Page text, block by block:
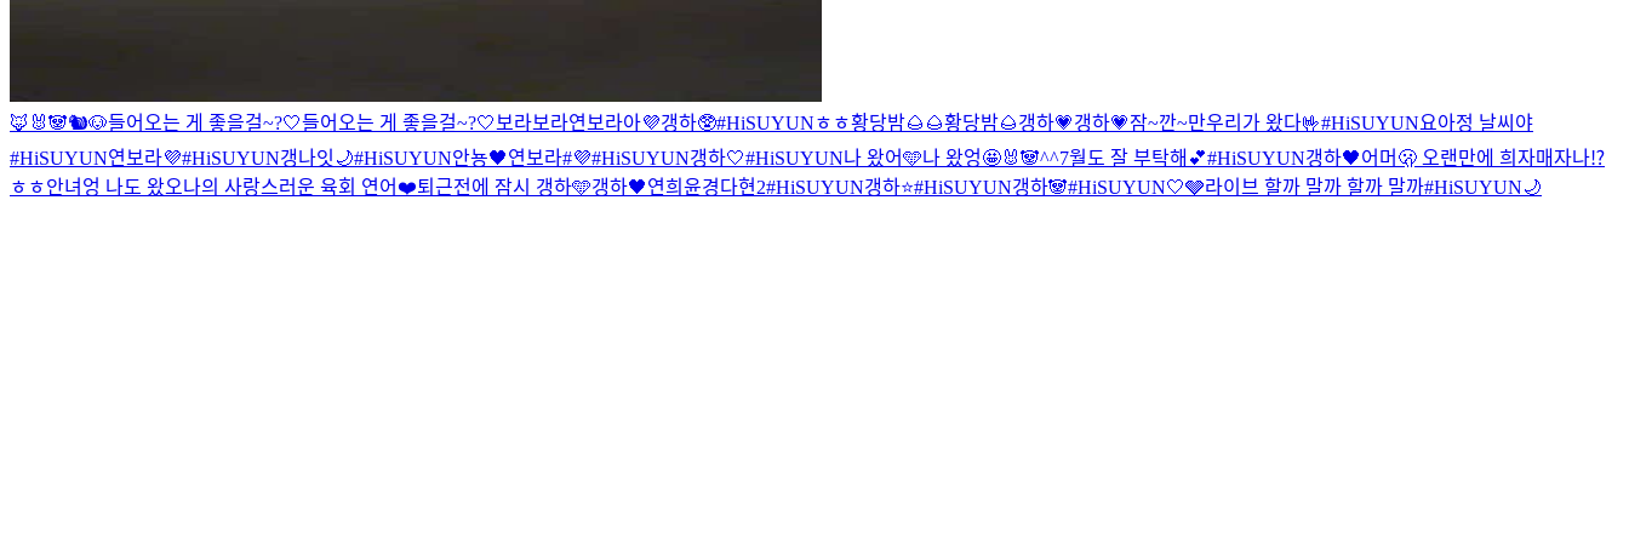
🦊🐰🐼🐿🐶들어오는 게 좋을걸~?🤍들어오는 게 좋을걸~?🤍 보라보라연보라아💜갱하🥸#HiSUYUNㅎㅎ황당밤🌰🌰황당밤🌰갱하💗갱하💗잠~깐~만우리가 왔다🤟#HiSUYUN요아정 날씨야
#HiSUYUN연보라💜#HiSUYUN갱나잇🌙#HiSUYUN안뇽🖤연보라#💜#HiSUYUN갱하🤍#HiSUYUN나 왔어🩵나 왔엉🤩🐰🐼^^7월도 잘 부탁해💕#HiSUYUN갱하🖤어머🫢 오랜만에 희자매자나⁉️
ㅎㅎ안녀엉 나도 왔오나의 사랑스러운 육회 연어❤️퇴근전에 잠시 갱하🩵갱하🖤연희윤경다현2#HiSUYUN갱하⭐️#HiSUYUN갱하🐼#HiSUYUN🤍🩶라이브 할까 말까 할까 말까#HiSUYUN🌙